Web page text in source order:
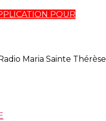
POUR
Maria Sainte Thérèse